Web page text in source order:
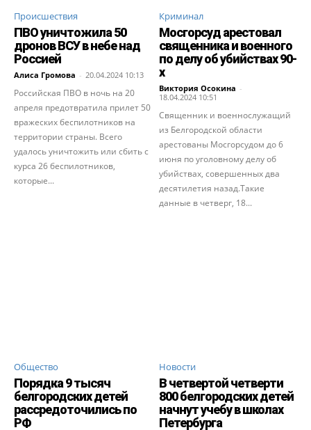
Происшествия
ПВО уничтожила 50
дронов ВСУ в небе над
Россией
Алиса Громова - 20.04.2024 10:13
Российская ПВО в ночь на 20
апреля предотвратила прилет 50
вражеских беспилотников на
территории страны. Всего
удалось уничтожить или сбить с
курса 26 беспилотников,
которые...
Криминал
Мосгорсуд арестовал
священника и военного
по делу об убийствах 90-
х
Виктория Осокина -
18.04.2024 10:51
Священник и военнослужащий
из Белгородской области
арестованы Мосгорсудом до 6
июня по уголовному делу об
убийствах, совершенных два
десятилетия назад.Такие
данные в четверг, 18...
Общество
Порядка 9 тысяч
белгородских детей
рассредоточились по
РФ
Новости
В четвертой четверти
800 белгородских детей
начнут учебу в школах
Петербурга